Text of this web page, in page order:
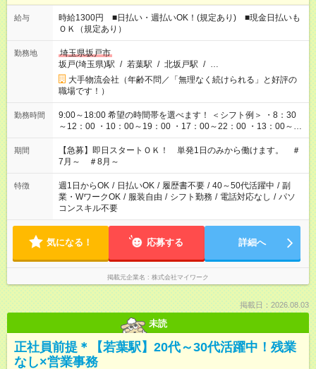
給与
時給1300円 ■日払い・週払いOK！(規定あり) ■現金日払いも
ＯＫ（規定あり）
勤務地
埼玉県坂戸市
坂戸(埼玉県)駅 / 若葉駅 / 北坂戸駅 / …
大手物流会社（年齢不問／「無理なく続けられる」と好評の
職場です！）
勤務時間
9:00～18:00 希望の時間帯を選べます！ ＜シフト例＞ ・8：30
～12：00 ・10：00～19：00 ・17：00～22：00 ・13：00～
22：00 ・22：00～翌6：00 など
期間
【急募】即日スタートＯＫ！ 単発1日のみから働けます。 ＃
7月～ ＃8月～
特徴 週1日からOK / 日払いOK / 履歴書不要 / 40～50代活躍中 / 副
業・WワークOK / 服装自由 / シフト勤務 / 電話対応なし / パソ
コンスキル不要
気になる！ 応募する 詳細へ
掲載元企業名 株式会社マイワーク
掲載日：2026.08.03
未読
正社員前提＊【若葉駅】20代～30代活躍中！残業
なし×営業事務